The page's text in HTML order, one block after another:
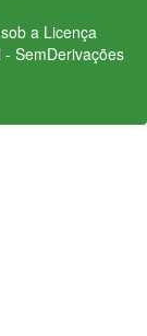
a Licença
SemDerivações